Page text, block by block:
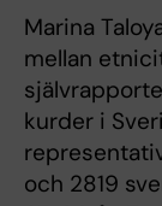
Marina
mellan
kurder i
och 2819